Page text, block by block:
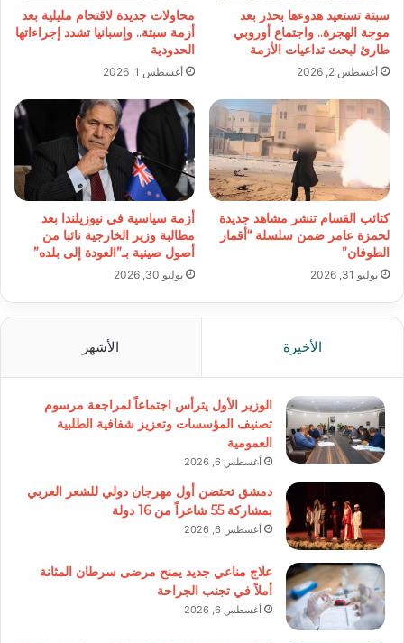
سبتة تستعيد هدوءها بحذر بعد
موجة الهجرة.. واجتماع أوروبي
طارئ لبحث تداعيات الأزمة
أغسطس 2, 2026
محاولات جديدة لاقتحام مليلية بعد
أزمة سبتة.. وإسبانيا تشدد إجراءاتها
الحدودية
أغسطس 1, 2026
كتائب القسام تنشر مشاهد جديدة
لحمزة عامر ضمن سلسلة “أقمار
الطوفان”
يوليو 31, 2026
أزمة سياسية في نيوزيلندا بعد
مطالبة وزير الخارجية نائبا من
أصول صينية بـ”العودة إلى بلده”
يوليو 30, 2026
الأخيرة الأشهر
الوزير الأول يترأس اجتماعاً لمراجعة مرسوم
تصنيف المؤسسات وتعزيز شفافية الطلبية
العمومية
أغسطس 6, 2026
دمشق تحتضن أول مهرجان دولي للشعر العربي
بمشاركة 55 شاعراً من 16 دولة
أغسطس 6, 2026
علاج مناعي جديد يمنح مرضى سرطان المثانة
أملاً في تجنب الجراحة
أغسطس 6, 2026